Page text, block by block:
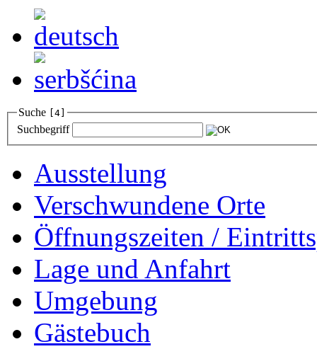
Suche [4]
Suchbegriff
Ausstellung
Verschwundene Orte
Öffnungszeiten /
Lage und Anfahrt
Umgebung
Gästebuch